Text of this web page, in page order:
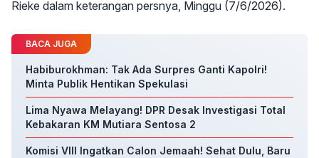
Rieke dalam keterangan persnya, Minggu (7/6/2026).
BACA JUGA
Habiburokhman: Tak Ada Surpres Ganti Kapolri!
Minta Publik Hentikan Spekulasi
Lima Nyawa Melayang! DPR Desak Investigasi Total
Kebakaran KM Mutiara Sentosa 2
Komisi VIII Ingatkan Calon Jemaah! Sehat Dulu, Baru